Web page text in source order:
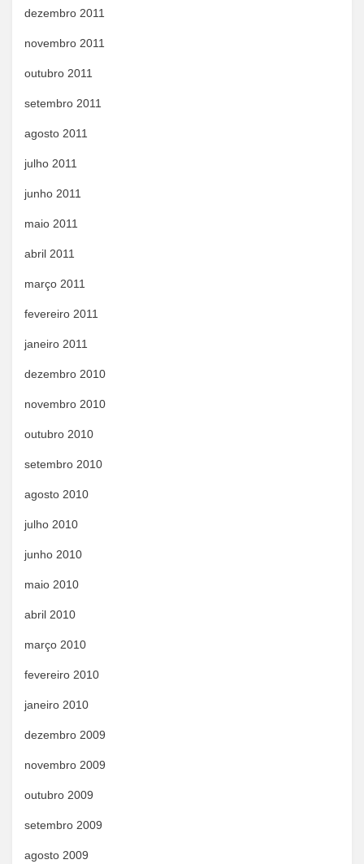
dezembro 2011
novembro 2011
outubro 2011
setembro 2011
agosto 2011
julho 2011
junho 2011
maio 2011
abril 2011
março 2011
fevereiro 2011
janeiro 2011
dezembro 2010
novembro 2010
outubro 2010
setembro 2010
agosto 2010
julho 2010
junho 2010
maio 2010
abril 2010
março 2010
fevereiro 2010
janeiro 2010
dezembro 2009
novembro 2009
outubro 2009
setembro 2009
agosto 2009